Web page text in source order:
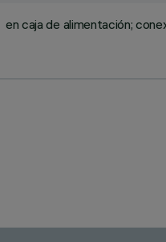
en caja de alimentación;